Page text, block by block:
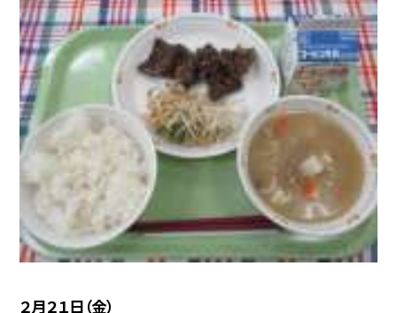
２月２１日（金）